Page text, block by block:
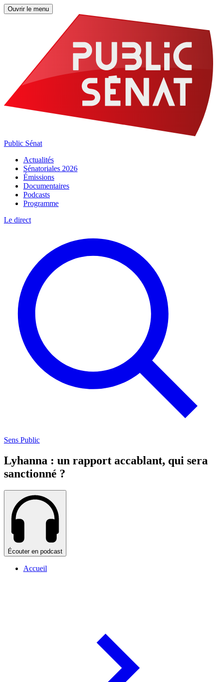
Ouvrir le menu
Public Sénat
Actualités
Sénatoriales 2026
Émissions
Documentaires
Podcasts
Programme
Le direct
Sens Public
Lyhanna : un rapport accablant, qui sera
sanctionné ?
Écouter en podcast
Accueil